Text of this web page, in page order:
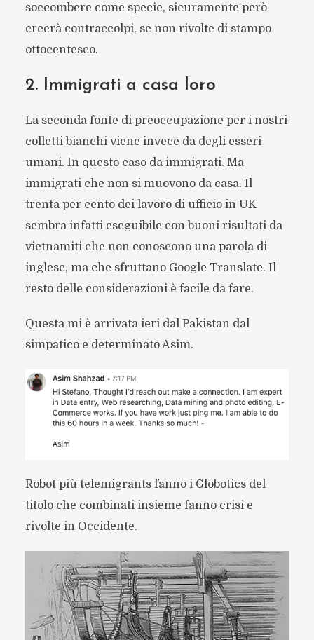
soccombere come specie, sicuramente però
creerà contraccolpi, se non rivolte di stampo
ottocentesco.
2. Immigrati a casa loro
La seconda fonte di preoccupazione per i nostri
colletti bianchi viene invece da degli esseri
umani. In questo caso da immigrati. Ma
immigrati che non si muovono da casa. Il
trenta per cento dei lavoro di ufficio in UK
sembra infatti eseguibile con buoni risultati da
vietnamiti che non conoscono una parola di
inglese, ma che sfruttano Google Translate. Il
resto delle considerazioni è facile da fare.
Questa mi è arrivata ieri dal Pakistan dal
simpatico e determinato Asim.
Robot più telemigrants fanno i Globotics del
titolo che combinati insieme fanno crisi e
rivolte in Occidente.